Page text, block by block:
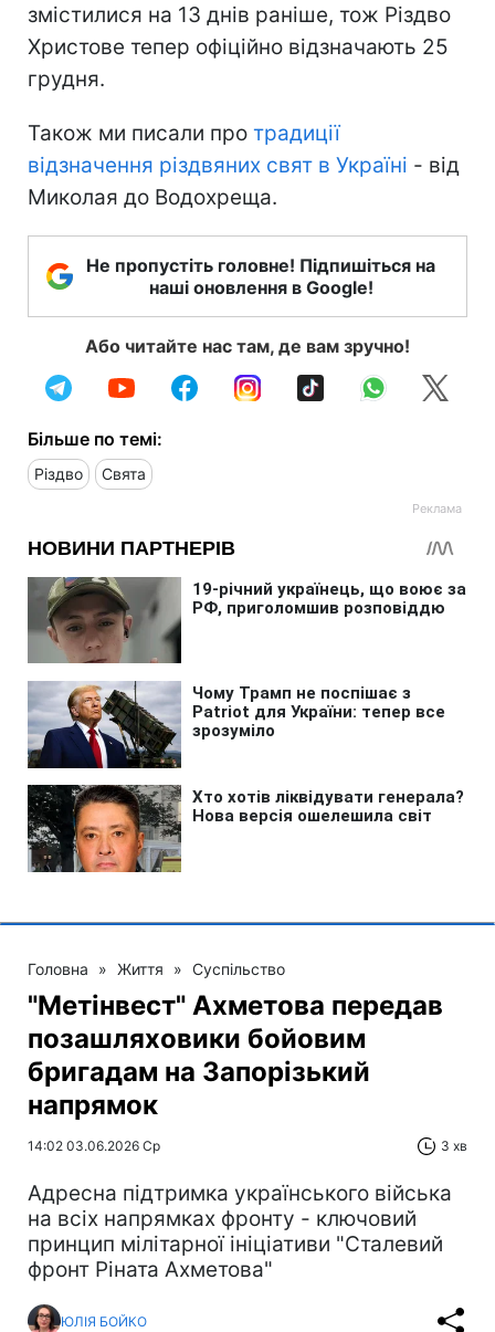
змістилися на 13 днів раніше, тож Різдво
Христове тепер офіційно відзначають 25
грудня.
Також ми писали про традиції
відзначення різдвяних свят в Україні - від
Миколая до Водохреща.
Не пропустіть головне! Підпишіться на
наші оновлення в Google!
Або читайте нас там, де вам зручно!
Більше по темі:
Різдво Свята
Головна » Життя » Суспільство
"Метінвест" Ахметова передав
позашляховики бойовим
бригадам на Запорізький
напрямок
14:02 03.06.2026 Ср 3 хв
Адресна підтримка українського війська
на всіх напрямках фронту - ключовий
принцип мілітарної ініціативи "Сталевий
фронт Ріната Ахметова"
ЮЛІЯ БОЙКО